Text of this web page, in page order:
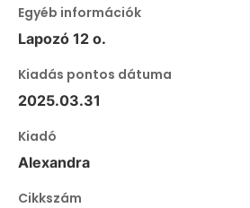
Egyéb információk
Lapozó 12 o.
Kiadás pontos dátuma
2025.03.31
Kiadó
Alexandra
Cikkszám